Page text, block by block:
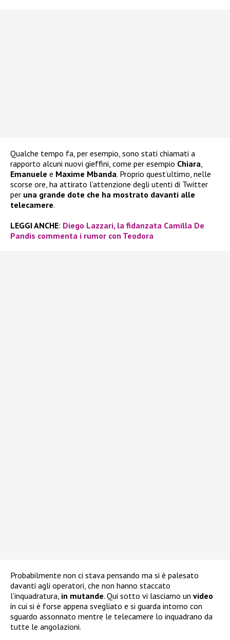
Qualche tempo fa, per esempio, sono stati chiamati a
rapporto alcuni nuovi gieffini, come per esempio Chiara,
Emanuele e Maxime Mbanda. Proprio quest’ultimo, nelle
scorse ore, ha attirato l’attenzione degli utenti di Twitter
per una grande dote che ha mostrato davanti alle
telecamere.
LEGGI ANCHE: Diego Lazzari, la fidanzata Camilla De
Pandis commenta i rumor con Teodora
Probabilmente non ci stava pensando ma si è palesato
davanti agli operatori, che non hanno staccato
l’inquadratura, in mutande. Qui sotto vi lasciamo un video
in cui si è forse appena svegliato e si guarda intorno con
sguardo assonnato mentre le telecamere lo inquadrano da
tutte le angolazioni.